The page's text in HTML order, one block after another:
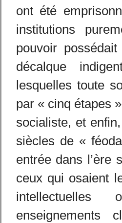
ont été
institutions
pouvoir
décalque
lesquelles toute
par « cinq étapes
socialiste, et
siècles de «
entrée dans l’ère
ceux qui osaient
enseignements